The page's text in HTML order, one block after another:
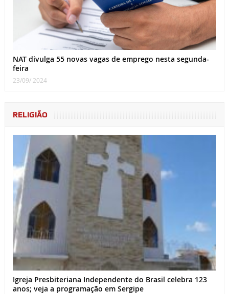
NAT divulga 55 novas vagas de emprego nesta segunda-
feira
23/09/ 2024
RELIGIÃO
Igreja Presbiteriana Independente do Brasil celebra 123
anos; veja a programação em Sergipe